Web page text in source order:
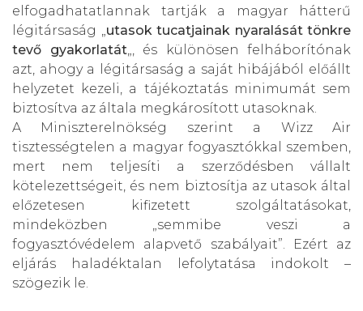
elfogadhatatlannak tartják a magyar hátterű
légitársaság „utasok tucatjainak nyaralását tönkre
tevő gyakorlatát„, és különösen felháborítónak
azt, ahogy a légitársaság a saját hibájából előállt
helyzetet kezeli, a tájékoztatás minimumát sem
biztosítva az általa megkárosított utasoknak.
A Miniszterelnökség szerint a Wizz Air
tisztességtelen a magyar fogyasztókkal szemben,
mert nem teljesíti a szerződésben vállalt
kötelezettségeit, és nem biztosítja az utasok által
előzetesen kifizetett szolgáltatásokat,
mindeközben „semmibe veszi a
fogyasztóvédelem alapvető szabályait”. Ezért az
eljárás haladéktalan lefolytatása indokolt –
szögezik le.